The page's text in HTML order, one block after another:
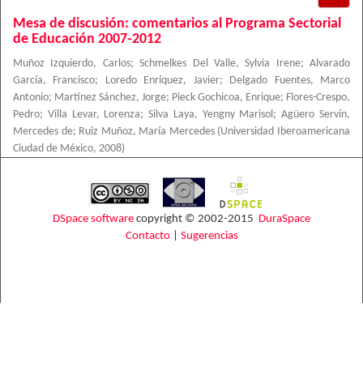
Mesa de discusión: comentarios al Programa Sectorial
de Educación 2007-2012
Muñoz Izquierdo, Carlos;Schmelkes Del Valle, Sylvia Irene; Alvarado
García, Francisco; Loredo Enríquez, Javier;
Delgado Fuentes, Marco
Antonio; Martínez Sánchez, Jorge; Pieck Gochicoa, Enrique; Flores-Crespo,
Pedro; Villa Levar, Lorenza;Silva Laya, Yengny Marisol ;Agüero Servín,
Mercedes de; Ruiz Muñoz, María Mercedes (Universidad Iberoamericana
Ciudad de México, 2008)
DSpace software copyright © 2002-2015 DuraSpace
Contacto| Sugerencias